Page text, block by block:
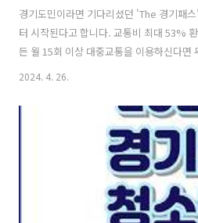
경기도민이라면 기다리셨던 'The 경기패
터 시작된다고 합니다. 교통비 최대 53%
든 월 15회 이상 대중교통을 이용하신다면
습니다. K패스와 비교해서 경기패스는 어떤
아보겠습니다. 목차1. The 경기패스란?2.
조건3. 경기패스 지원대상4. 경기패스 K패
가입 신청 방법6. 알뜰교통카드 경기패스
청)7. 마치며 The 경기패스란?The 경기패
을버스, 지하철, 광역버스, GTX 등 대중교
2024. 4. 26.